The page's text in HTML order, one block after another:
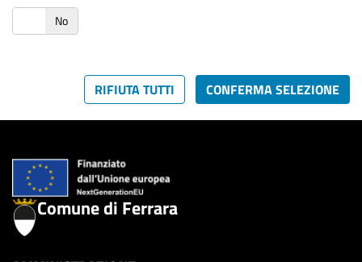
No
RIFIUTA TUTTI CONFERMA SELEZIONE
Comune di Ferrara